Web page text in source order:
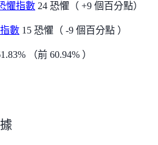
懼指數 24 恐懼（ +9 個百分點）
數 15 恐懼（ -9 個百分點 ）
（前 60.94% ）